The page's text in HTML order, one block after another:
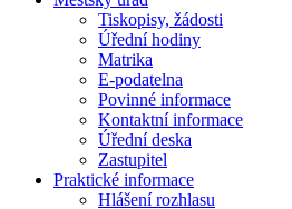
Tiskopisy, žádosti
Úřední hodiny
Matrika
E-podatelna
Povinné informace
Kontaktní informace
Úřední deska
Zastupitel
Praktické informace
Hlášení rozhlasu